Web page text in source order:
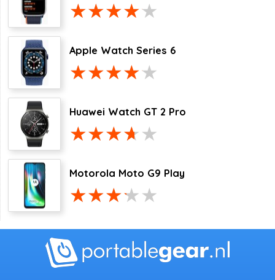
Apple Watch Series 6
Huawei Watch GT 2 Pro
Motorola Moto G9 Play